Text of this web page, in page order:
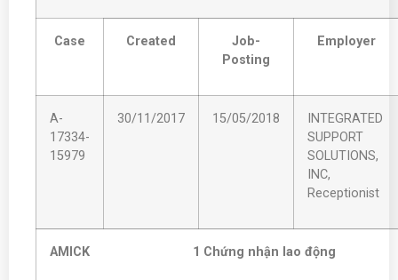
Case Created
Job-
Posting
Employer
A-
17334-
15979
30/11/2017 15/05/2018
INTEGRATED
SUPPORT
SOLUTIONS,
INC,
Receptionist
AMICK 1 Chứng nhận lao động